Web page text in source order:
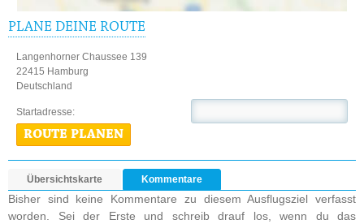
PLANE DEINE ROUTE
Langenhorner Chaussee 139
22415 Hamburg
Deutschland
Startadresse:
ROUTE PLANEN
Übersichtskarte Kommentare
Bisher sind keine Kommentare zu diesem Ausflugsziel verfasst
worden. Sei der Erste und schreib drauf los, wenn du das